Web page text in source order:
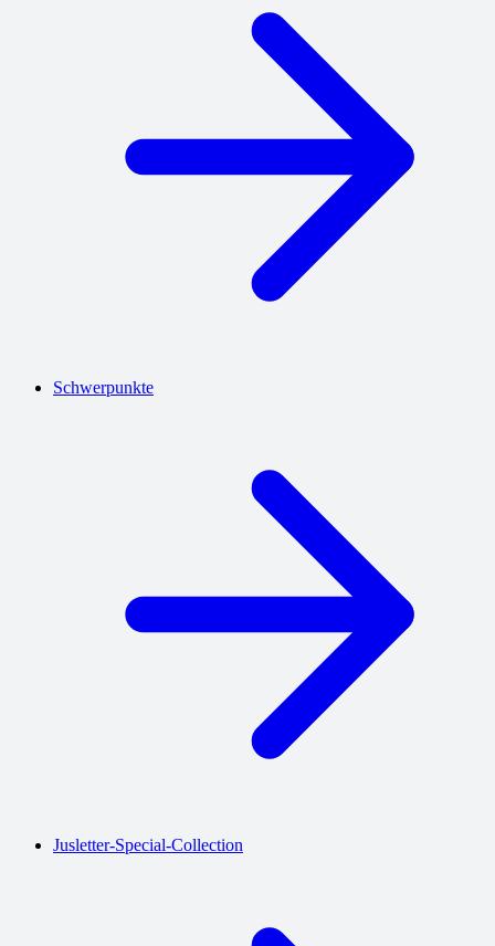
Schwerpunkte
Jusletter-Special-Collection